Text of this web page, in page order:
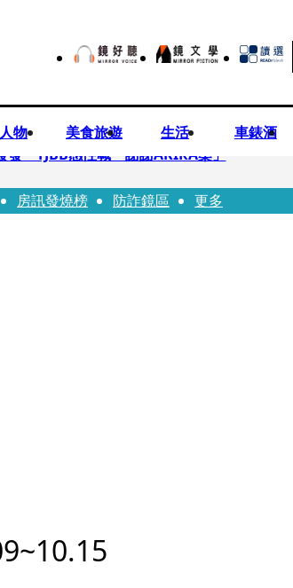
人物 美食旅遊 生活 車錶酒
發 TJBB感性喊「謝謝AKIRA桑」
中唯一擋的叫科興
房訊發燒榜 防詐鏡區 更多